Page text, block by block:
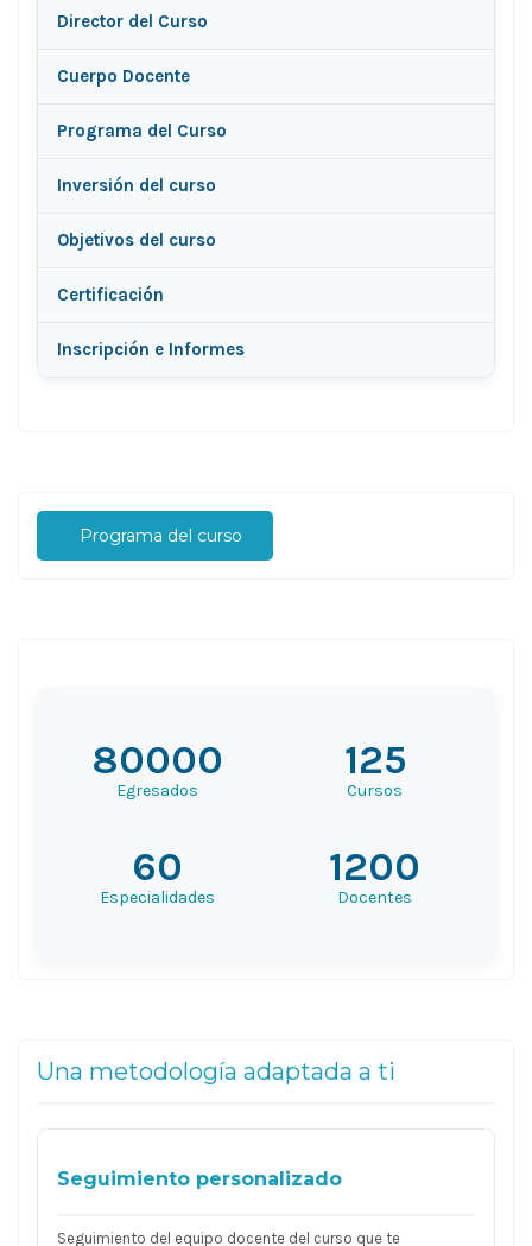
Director del Curso
Cuerpo Docente
Programa del Curso
Inversión del curso
Objetivos del curso
Certificación
Inscripción e Informes
Programa del curso
80000
Egresados
125
Cursos
60
Especialidades
1200
Docentes
Una metodología adaptada a ti
Seguimiento personalizado
Seguimiento del equipo docente del curso que te